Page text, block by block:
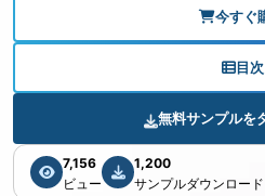
今すぐ
目次
無料サンプルを
7,156
ビュー
1,200
サンプルダウンロード